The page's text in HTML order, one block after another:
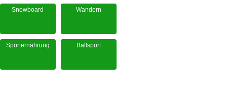
Snowboard Wandern
Sporternährung Ballsport